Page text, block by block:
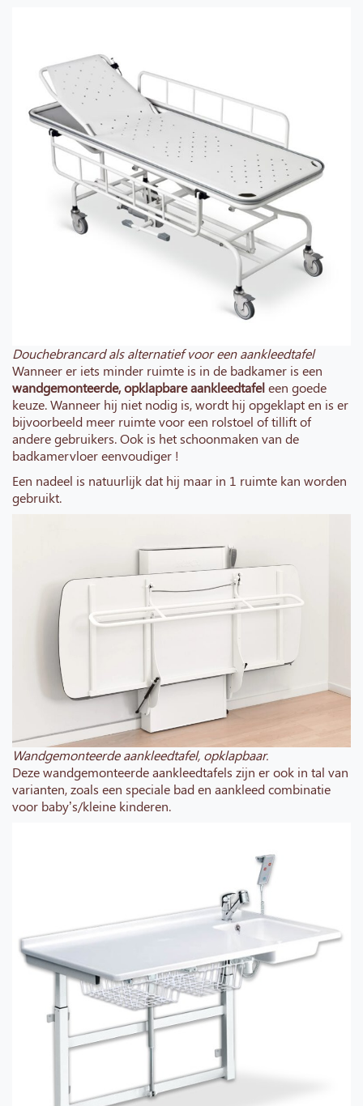
Douchebrancard als alternatief voor een aankleedtafel
Wanneer er iets minder ruimte is in de badkamer is een
wandgemonteerde, opklapbare aankleedtafeleen goede
keuze. Wanneer hij niet nodig is, wordt hij opgeklapt en is er
bijvoorbeeld meer ruimte voor een rolstoel of tillift of
andere gebruikers. Ook is het schoonmaken van de
badkamervloer eenvoudiger !
Een nadeel is natuurlijk dat hij maar in 1 ruimte kan worden
gebruikt.
Wandgemonteerde aankleedtafel, opklapbaar.
Deze wandgemonteerde aankleedtafels zijn er ook in tal van
varianten, zoals een speciale bad en aankleed combinatie
voor baby’s/kleine kinderen.